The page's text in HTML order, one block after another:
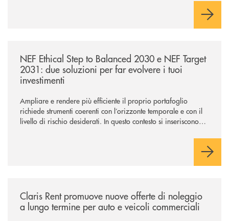
NEF Ethical Step to Balanced 2030 e NEF Target
2031: due soluzioni per far evolvere i tuoi
investimenti
Ampliare e rendere più efficiente il proprio portafoglio
richiede strumenti coerenti con l’orizzonte temporale e con il
livello di rischio desiderati. In questo contesto si inseriscono
soluzioni tra loro complementari, pensate per accompagnare
Claris Rent promuove nuove offerte di noleggio
a lungo termine per auto e veicoli commerciali